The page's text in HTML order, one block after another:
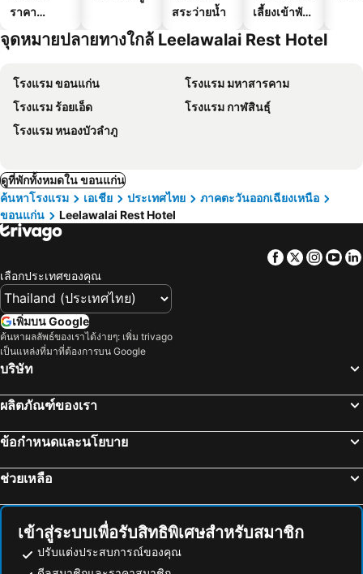
ราคา
สระว่ายน้ำ
เลี้ยงเข้าพัก
จุดหมายปลายทางใกล้ Leelawalai Rest Hotel
โรงแรม ขอนแก่น
โรงแรม มหาสารคาม
โรงแรม ร้อยเอ็ด
โรงแรม กาฬสินธุ์
โรงแรม หนองบัวลำภู
ดูที่พักทั้งหมดใน ขอนแก่น
ค้นหาโรงแรม
เอเชีย ประเทศไทย
ภาคตะวันออกเฉียงเหนือ
ขอนแก่น
Leelawalai Rest Hotel
Facebook
Twitter
เลือกประเทศของคุณ
เพิ่มบน Google
ค้นหาผลลัพธ์ของเราได้ง่ายๆ: เพิ่ม trivago
เป็นแหล่งที่มาที่ต้องการบน Google
บริษัท
ผลิตภัณฑ์ของเรา
ข้อกำหนดและนโยบาย
ช่วยเหลือ
เข้าสู่ระบบเพื่อรับสิทธิพิเศษสำหรับสมาชิก
ปรับแต่งประสบการณ์ของคุณ